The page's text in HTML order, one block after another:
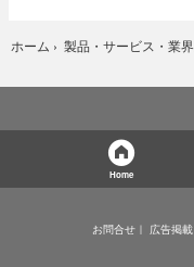
ホーム › 製品・サービス・業
Home
お問合せ 広告掲載